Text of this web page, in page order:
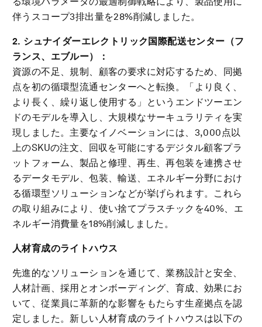
伴うスコープ3排出量を28%削減しました。
2. シュナイダーエレクトリック国際配送センター（フ
ランス、エブルー）：
資源の不足、規制、顧客の要求に対応するため、同拠
点を初の循環型流通センターへと転換。「より良く、
より長く、繰り返し使用する」というエンドツーエン
ドのモデルを導入し、大規模なサーキュラリティを実
現しました。主要なイノベーションには、3,000点以
上のSKUの注文、回収を可能にするデジタル顧客プラ
ットフォーム、製品と修理、再生、再包装を連携させ
るデータモデル、包装、輸送、エネルギー分野におけ
る循環型ソリューションなどが挙げられます。これら
の取り組みにより、使い捨てプラスチックを40%、エ
ネルギー消費量を18%削減しました。
人材育成のライトハウス
先進的なソリューションを通じて、業務設計と安全、
人材計画、採用とオンボーディング、育成、効果にお
いて、従業員に革新的な影響をもたらす生産拠点を認
定しました。新しい人材育成のライトハウスは以下の